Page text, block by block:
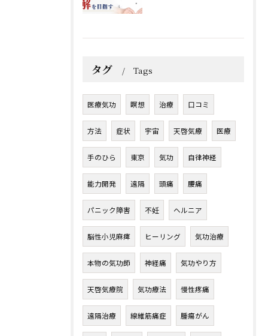
タグ Tags
医療気功 瞑想 治療 口コミ
方法 症状 宇宙 天啓気療 医療
手のひら 東京 気功 自律神経
能力開発 遠隔 頭痛 腰痛
パニック障害 不妊 ヘルニア
脳性小児麻痺 ヒーリング 気功治療
本物の気功師 神経痛 気功やり方
天啓気療院 気功療法 慢性疼痛
遠隔治療 線維筋痛症 腫瘍がん